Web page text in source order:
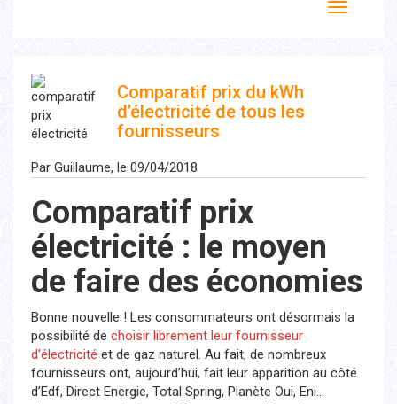
Toggle
Comparatif prix du kWh
d’électricité de tous les
fournisseurs
Par Guillaume, le 09/04/2018
Comparatif prix
électricité : le moyen
de faire des économies
Bonne nouvelle ! Les consommateurs ont désormais la
possibilité de choisir librement leur fournisseur
d’électricité et de gaz naturel. Au fait, de nombreux
fournisseurs ont, aujourd’hui, fait leur apparition au côté
d’Edf, Direct Energie, Total Spring, Planète Oui, Eni…